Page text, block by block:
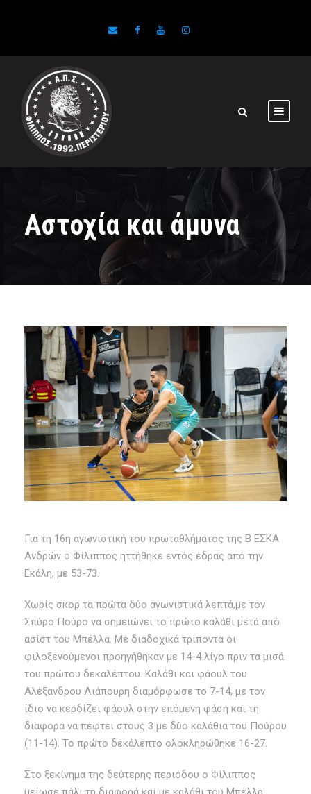
Αστοχία και άμυνα
Για τη 16η αγωνιστική του πρωταθλήματος της Β ΕΣΚΑ
Ανδρών ο Φίλιππος ηττήθηκε εντός έδρας από την
Εκάλη, με 53-73.
Χωρίς σκορ τα πρώτα δύο αγωνιστικά λεπτά,με τον
Σπύρο Πούρο να σημειώνει το πρώτο καλάθι μετά από
ασίστ του Μπέλλα. Με διαδοχικά τρίποντα οι
φιλοξενούμενοι προηγήθηκαν με 14-4 λίγο πριν τα μισά
του πρώτου δεκαλέπτου. Καλάθι και φάουλ του
Αλέξανδρου Λιάπουρη διαμόρφωσε το 7-14, με τον
ίδιο να κερδίζει φάουλ στην επόμενη φάση και τη
διαφορά να πέφτει στους 3 με δύο καλάθια του Πούρου
(11-14). Το πρώτο δεκάλεπτο ολοκληρώθηκε 16-27.
Στο ξεκίνημα της δεύτερης περιόδου ο Φίλιππος